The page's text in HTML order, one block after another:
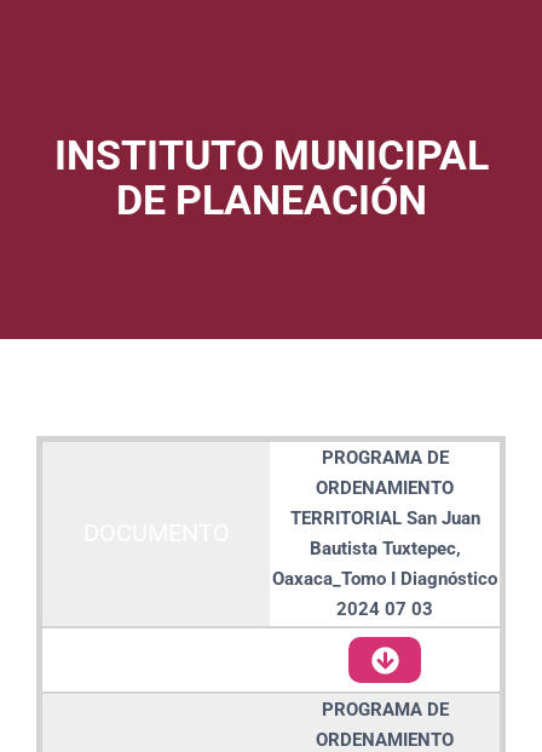
INSTITUTO MUNICIPAL
DE PLANEACIÓN
PROGRAMA DE
ORDENAMIENTO
TERRITORIAL San Juan
Bautista Tuxtepec,
Oaxaca_Tomo I Diagnóstico
2024 07 03
PROGRAMA DE
ORDENAMIENTO